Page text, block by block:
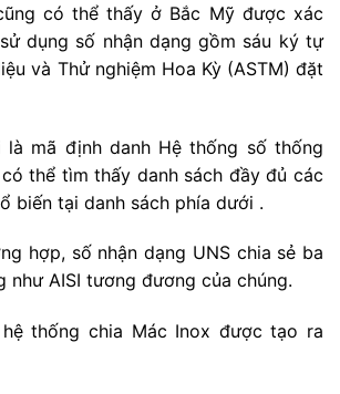
có thể thấy ở Bắc Mỹ được xác
dụng số nhận dạng gồm sáu ký tự
và Thử nghiệm Hoa Kỳ (ASTM) đặt
là mã định danh Hệ thống số thống
có thể tìm thấy danh sách đầy đủ các
biến tại danh sách phía dưới .
hợp, số nhận dạng UNS chia sẻ ba
như AISI tương đương của chúng.
thống chia Mác Inox được tạo ra